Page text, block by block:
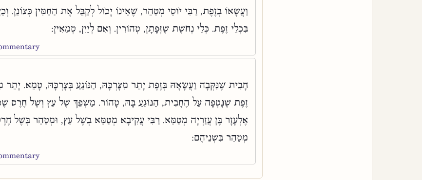
וַעֲשָׂאוֹ בְזֶפֶת, רַבִּי יוֹסֵי מְטַהֵר, שֶׁאֵינוֹ יָכוֹל לְקַבֵּל אֶת הַחַמִּין כְּצוֹנֵן.
בִּכְלֵי זֶפֶת. כְּלֵי נְחֹשֶׁת שֶׁזְּפָתָן, טְהוֹרִין. וְאִם לְיַיִן, טְמֵאִין:
חָבִית שֶׁנִּקְּבָה וַעֲשָׂאָהּ בְּזֶפֶת יָתֵר מִצָּרְכָּהּ, הַנּוֹגֵעַ בְּצָרְכָּהּ, טָמֵא. יָתֵר
זֶפֶת שֶׁנָּטְפָה עַל הֶחָבִית, הַנּוֹגֵעַ בָּהּ, טָהוֹר. מַשְׁפֵּךְ שֶׁל עֵץ וְשֶׁל חֶרֶס
אֶלְעָזָר בֶּן עֲזַרְיָה מְטַמֵּא. רַבִּי עֲקִיבָא מְטַמֵּא בְשֶׁל עֵץ, וּמְטַהֵר בְּשֶׁל
מְטַהֵר בִּשְׁנֵיהֶם: